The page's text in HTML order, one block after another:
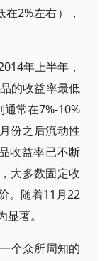
2%左右），
年上半年，
的收益率最低
常在7%-10%
份之后流动性
收益率已不断
大多数固定收
。随着11月22
著。
个众所周知的